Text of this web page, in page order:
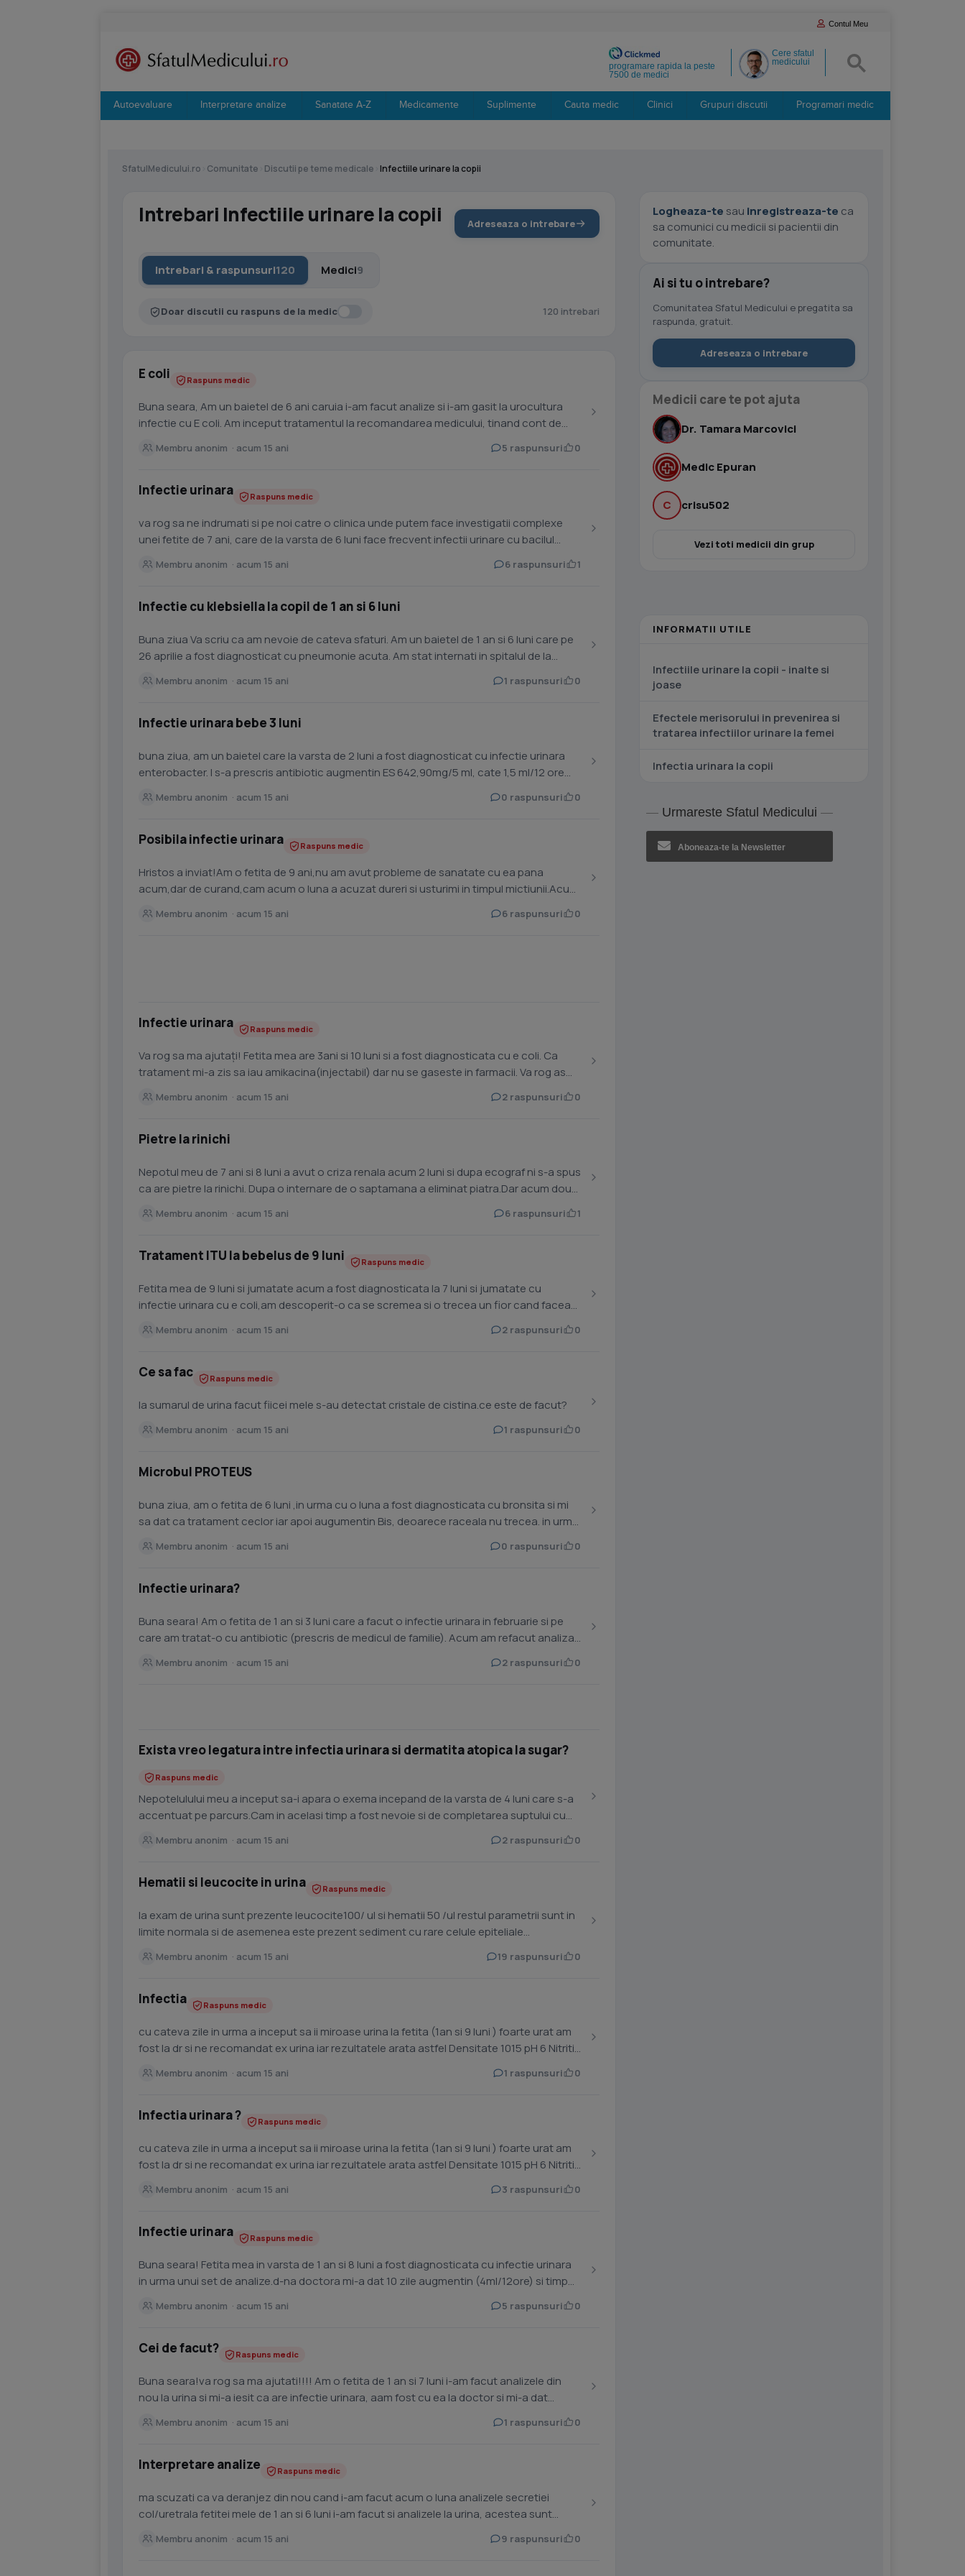
Contul Meu
Cere sfatul
medicului
programare rapida la peste
7500 de medici
Autoevaluare Interpretare analize Sanatate A-Z Medicamente Suplimente Cauta medic Clinici Grupuri discutii Programari medic
SfatulMedicului.ro Comunitate Discutii pe teme medicale Infectiile urinare la copii
Intrebari Infectiile urinare la copii Adreseaza o intrebare
Intrebari & raspunsuri120 Medici9
Doar discutii cu raspuns de la medic 120 intrebari
E coli Raspuns medic
Buna seara, Am un baietel de 6 ani caruia i-am facut analize si i-am gasit la urocultura
infectie cu E coli. Am inceput tratamentul la recomandarea medicului, tinand cont de
Membru anonim · acum 15 ani 5 raspunsuri 0
Infectie urinara Raspuns medic
va rog sa ne indrumati si pe noi catre o clinica unde putem face investigatii complexe
unei fetite de 7 ani, care de la varsta de 6 luni face frecvent infectii urinare cu bacilul
Membru anonim · acum 15 ani 6 raspunsuri 1
Infectie cu klebsiella la copil de 1 an si 6 luni
Buna ziua Va scriu ca am nevoie de cateva sfaturi. Am un baietel de 1 an si 6 luni care pe
26 aprilie a fost diagnosticat cu pneumonie acuta. Am stat internati in spitalul de la
Membru anonim · acum 15 ani 1 raspunsuri 0
Infectie urinara bebe 3 luni
buna ziua, am un baietel care la varsta de 2 luni a fost diagnosticat cu infectie urinara
enterobacter. I s-a prescris antibiotic augmentin ES 642,90mg/5 ml, cate 1,5 ml/12 ore
Membru anonim · acum 15 ani 0 raspunsuri 0
Posibila infectie urinara Raspuns medic
Hristos a inviat!Am o fetita de 9 ani,nu am avut probleme de sanatate cu ea pana
acum,dar de curand,cam acum o luna a acuzat dureri si usturimi in timpul mictiunii.Acum
Membru anonim · acum 15 ani 6 raspunsuri 0
Infectie urinara Raspuns medic
Va rog sa ma ajutaţi! Fetita mea are 3ani si 10 luni si a fost diagnosticata cu e coli. Ca
tratament mi-a zis sa iau amikacina(injectabil) dar nu se gaseste in farmacii. Va rog as
Membru anonim · acum 15 ani 2 raspunsuri 0
Pietre la rinichi
Nepotul meu de 7 ani si 8 luni a avut o criza renala acum 2 luni si dupa ecograf ni s-a spus
ca are pietre la rinichi. Dupa o internare de o saptamana a eliminat piatra.Dar acum doua
Membru anonim · acum 15 ani 6 raspunsuri 1
Tratament ITU la bebelus de 9 luni Raspuns medic
Fetita mea de 9 luni si jumatate acum a fost diagnosticata la 7 luni si jumatate cu
infectie urinara cu e coli,am descoperit-o ca se scremea si o trecea un fior cand facea
Membru anonim · acum 15 ani 2 raspunsuri 0
Ce sa fac Raspuns medic
la sumarul de urina facut fiicei mele s-au detectat cristale de cistina.ce este de facut?
Membru anonim · acum 15 ani 1 raspunsuri 0
Microbul PROTEUS
buna ziua, am o fetita de 6 luni ,in urma cu o luna a fost diagnosticata cu bronsita si mi
sa dat ca tratament ceclor iar apoi augumentin Bis, deoarece raceala nu trecea. in urma
Membru anonim · acum 15 ani 0 raspunsuri 0
Infectie urinara?
Buna seara! Am o fetita de 1 an si 3 luni care a facut o infectie urinara in februarie si pe
care am tratat-o cu antibiotic (prescris de medicul de familie). Acum am refacut analiza
Membru anonim · acum 15 ani 2 raspunsuri 0
Exista vreo legatura intre infectia urinara si dermatita atopica la sugar?
Raspuns medic
Nepotelulului meu a inceput sa-i apara o exema incepand de la varsta de 4 luni care s-a
accentuat pe parcurs.Cam in acelasi timp a fost nevoie si de completarea suptului cu
Membru anonim · acum 15 ani 2 raspunsuri 0
Hematii si leucocite in urina Raspuns medic
la exam de urina sunt prezente leucocite100/ ul si hematii 50 /ul restul parametrii sunt in
limite normala si de asemenea este prezent sediment cu rare celule epiteliale
Membru anonim · acum 15 ani 19 raspunsuri 0
Infectia Raspuns medic
cu cateva zile in urma a inceput sa ii miroase urina la fetita (1an si 9 luni ) foarte urat am
fost la dr si ne recomandat ex urina iar rezultatele arata astfel Densitate 1015 pH 6 Nitriti...
Membru anonim · acum 15 ani 1 raspunsuri 0
Infectia urinara ? Raspuns medic
cu cateva zile in urma a inceput sa ii miroase urina la fetita (1an si 9 luni ) foarte urat am
fost la dr si ne recomandat ex urina iar rezultatele arata astfel Densitate 1015 pH 6 Nitriti...
Membru anonim · acum 15 ani 3 raspunsuri 0
Infectie urinara Raspuns medic
Buna seara! Fetita mea in varsta de 1 an si 8 luni a fost diagnosticata cu infectie urinara
in urma unui set de analize.d-na doctora mi-a dat 10 zile augmentin (4ml/12ore) si timp
Membru anonim · acum 15 ani 5 raspunsuri 0
Cei de facut? Raspuns medic
Buna seara!va rog sa ma ajutati!!!! Am o fetita de 1 an si 7 luni i-am facut analizele din
nou la urina si mi-a iesit ca are infectie urinara, aam fost cu ea la doctor si mi-a dat
Membru anonim · acum 15 ani 1 raspunsuri 0
Interpretare analize Raspuns medic
ma scuzati ca va deranjez din nou cand i-am facut acum o luna analizele secretiei
col/uretrala fetitei mele de 1 an si 6 luni i-am facut si analizele la urina, acestea sunt
Membru anonim · acum 15 ani 9 raspunsuri 0
Logheaza-te sau inregistreaza-te ca
sa comunici cu medicii si pacientii din
comunitate.
Ai si tu o intrebare?
Comunitatea Sfatul Medicului e pregatita sa
raspunda, gratuit.
Adreseaza o intrebare
Medicii care te pot ajuta
Dr. Tamara Marcovici
Medic Epuran
C crisu502
Vezi toti medicii din grup
INFORMATII UTILE
Infectiile urinare la copii - inalte si
joase
Efectele merisorului in prevenirea si
tratarea infectiilor urinare la femei
Infectia urinara la copii
Urmareste Sfatul Medicului
Aboneaza-te la Newsletter